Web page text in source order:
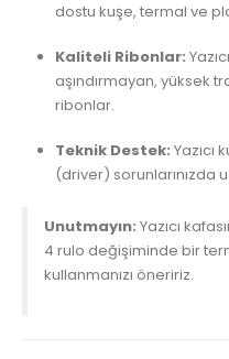
dostu kuşe, termal ve
Kaliteli Ribonlar:
aşındırmayan, yüksek
ribonlar.
Teknik Destek: Yazıcı
(driver) sorunlarınızda
Unutmayın: Yazıcı
4 rulo değişiminde bir
kullanmanızı öneririz.